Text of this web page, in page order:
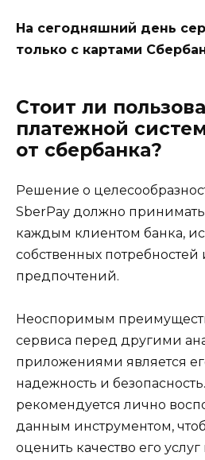
На сегодняшний день
только с картами
Стоит ли
платежной
от сбербанка?
Решение о
SberPay должно
каждым клиентом банка,
собственных
предпочтений.
Неоспоримым
сервиса перед другими
приложениями является
надежность и
рекомендуется лично
данным инструментом,
оценить качество его